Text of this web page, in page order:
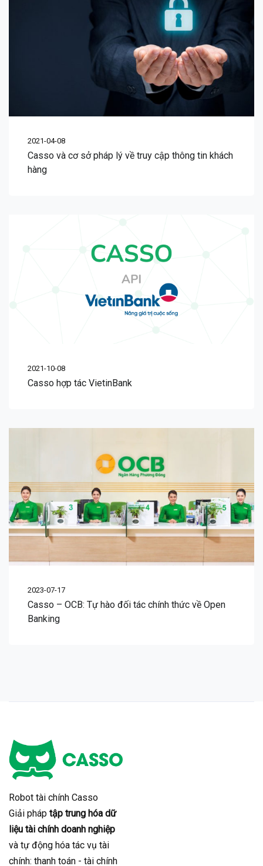
2021-04-08
Casso và cơ sở pháp lý về truy cập thông tin khách
hàng
2021-10-08
Casso hợp tác VietinBank
2023-07-17
Casso – OCB: Tự hào đối tác chính thức về Open
Banking
Robot tài chính Casso
Giải pháp tập trung hóa dữ
liệu tài chính doanh nghiệp
và tự động hóa tác vụ tài
chính: thanh toán - tài chính